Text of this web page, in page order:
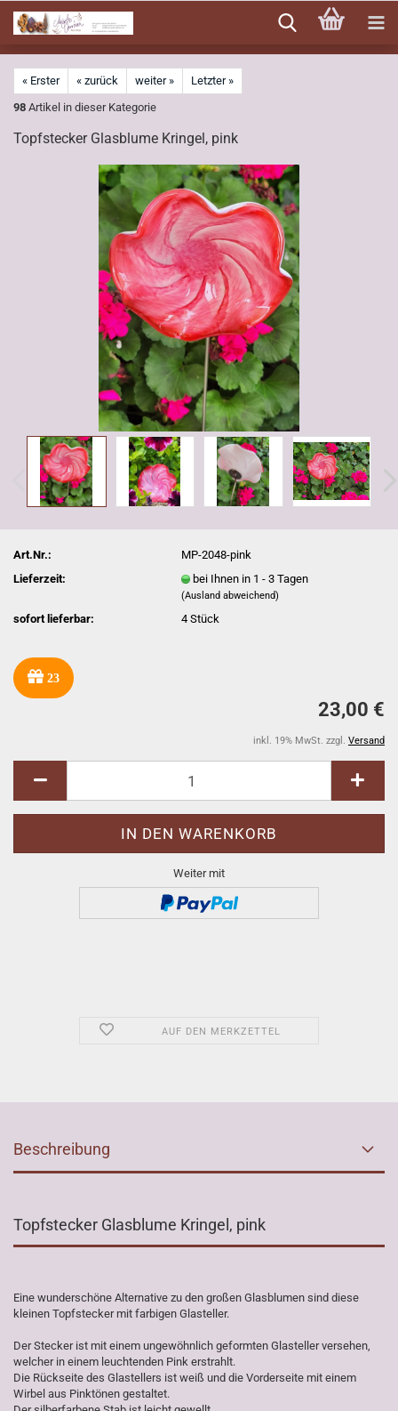
zum
Hauptinhalt
« Erster « zurück weiter »
Letzter »
98 Artikel in dieser Kategorie
Topfstecker Glasblume Kringel, pink
Art.Nr.:
MP-2048-pink
Lieferzeit:
bei Ihnen in 1 - 3 Tagen
(Ausland abweichend)
sofort lieferbar: 4Stück
23
23,00 €
inkl. 19% MwSt. zzgl. Versand
Weiter mit
AUF DEN MERKZETTEL
Beschreibung
Topfstecker Glasblume Kringel, pink
Eine wunderschöne Alternative zu den großen Glasblumen sind diese
kleinen Topfstecker mit farbigen Glasteller.
Der Stecker ist mit einem ungewöhnlich geformten Glasteller versehen,
welcher in einem leuchtenden Pink erstrahlt.
Die Rückseite des Glastellers ist weiß und die Vorderseite mit einem
Wirbel aus Pinktönen gestaltet.